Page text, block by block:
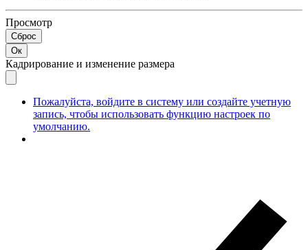
Просмотр
Сброс
Ок
Кадрирование и изменение размера
Пожалуйста, войдите в систему или создайте учетную
запись, чтобы использовать функцию настроек по
умолчанию.